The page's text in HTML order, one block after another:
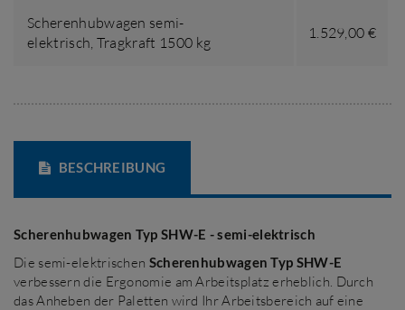
Scherenhubwagen semi-
elektrisch, Tragkraft 1500 kg
1.529,00 €
BESCHREIBUNG
Scherenhubwagen Typ SHW-E - semi-elektrisch
Die semi-elektrischen Scherenhubwagen Typ SHW-E
verbessern die Ergonomie am Arbeitsplatz erheblich. Durch
das Anheben der Paletten wird Ihr Arbeitsbereich auf eine